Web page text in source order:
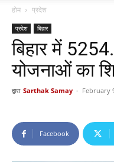
होम प्रदेश
प्रदेश बिहार
बिहार में
योजनाओं का
द्वारा Sarthak Samay - February
Facebook